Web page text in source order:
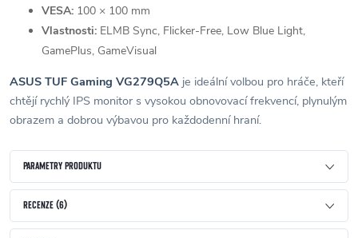
VESA: 100 × 100 mm
Vlastnosti: ELMB Sync, Flicker-Free, Low Blue Light,
GamePlus, GameVisual
ASUS TUF Gaming VG279Q5A je ideální volbou pro hráče, kteří
chtějí rychlý IPS monitor s vysokou obnovovací frekvencí, plynulým
obrazem a dobrou výbavou pro každodenní hraní.
PARAMETRY PRODUKTU
RECENZE (6)